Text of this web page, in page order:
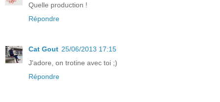
Quelle production !
Répondre
Cat Gout 25/06/2013 17:15
J'adore, on trotine avec toi ;)
Répondre